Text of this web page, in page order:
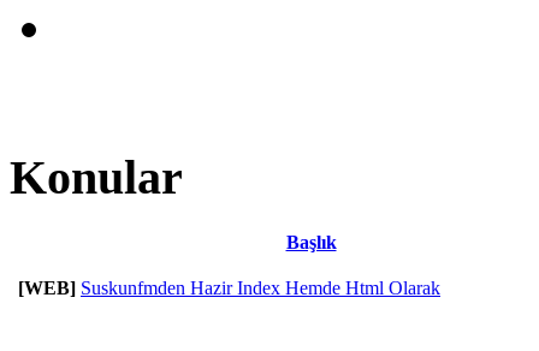
Konular
Başlık
[WEB] Suskunfmden Hazir Index Hemde Html Olarak